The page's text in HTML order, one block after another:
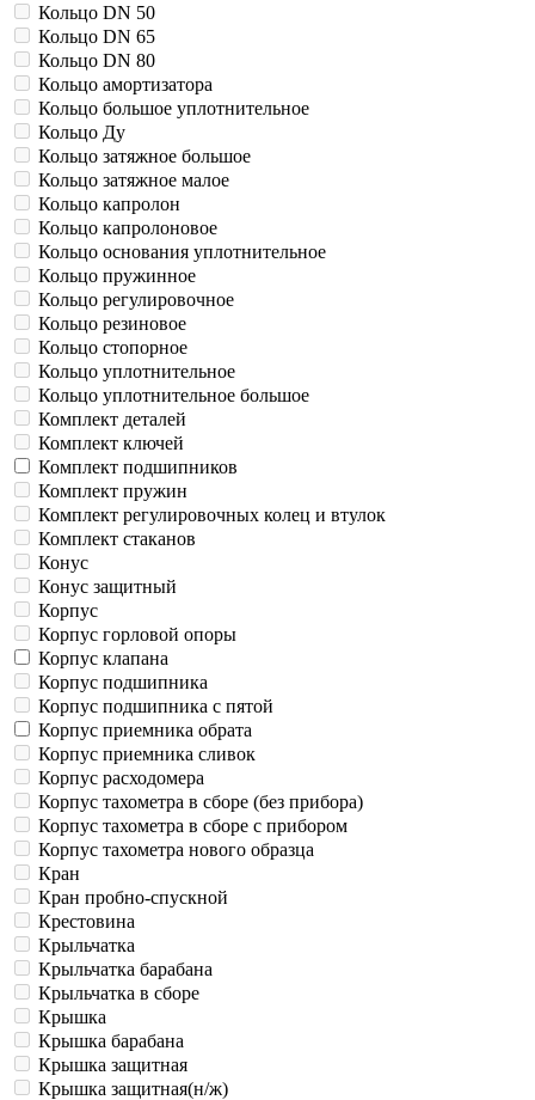
Кольцо DN 50
Кольцо DN 65
Кольцо DN 80
Кольцо амортизатора
Кольцо большое уплотнительное
Кольцо Ду
Кольцо затяжное большое
Кольцо затяжное малое
Кольцо капролон
Кольцо капролоновое
Кольцо основания уплотнительное
Кольцо пружинное
Кольцо регулировочное
Кольцо резиновое
Кольцо стопорное
Кольцо уплотнительное
Кольцо уплотнительное большое
Комплект деталей
Комплект ключей
Комплект подшипников
Комплект пружин
Комплект регулировочных колец и втулок
Комплект стаканов
Конус
Конус защитный
Корпус
Корпус горловой опоры
Корпус клапана
Корпус подшипника
Корпус подшипника с пятой
Корпус приемника обрата
Корпус приемника сливок
Корпус расходомера
Корпус тахометра в сборе (без прибора)
Корпус тахометра в сборе с прибором
Корпус тахометра нового образца
Кран
Кран пробно-спускной
Крестовина
Крыльчатка
Крыльчатка барабана
Крыльчатка в сборе
Крышка
Крышка барабана
Крышка защитная
Крышка защитная(н/ж)